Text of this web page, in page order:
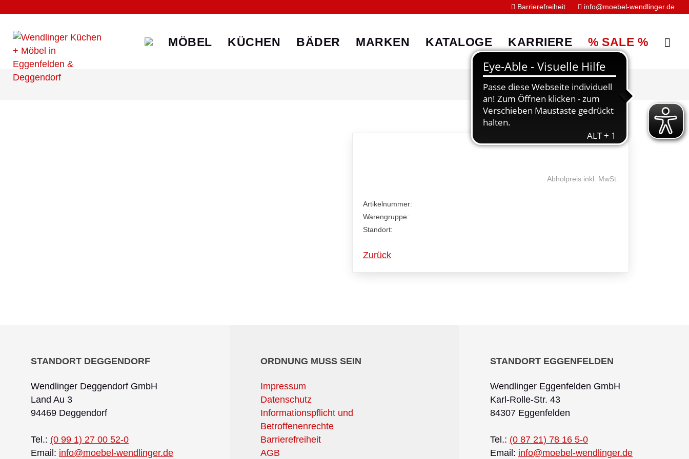
 Barrierefreiheit  info@moebel-wendlinger.de
MÖBEL KÜCHEN BÄDER MARKEN KATALOGE KARRIERE % SALE %
Abholpreis inkl. MwSt.
Artikelnummer:
Warengruppe:
Standort:
Zurück
STANDORT DEGGENDORF
Wendlinger Deggendorf GmbH
Land Au 3
94469 Deggendorf
Tel.: (0 99 1) 27 00 52-0
Email: info@moebel-wendlinger.de
ORDNUNG MUSS SEIN
Impressum
Datenschutz
Informationspflicht und
Betroffenenrechte
Barrierefreiheit
AGB
STANDORT EGGENFELDEN
Wendlinger Eggenfelden GmbH
Karl-Rolle-Str. 43
84307 Eggenfelden
Tel.: (0 87 21) 78 16 5-0
Email: info@moebel-wendlinger.de